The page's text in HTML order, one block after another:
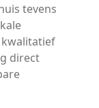
tevens
direct